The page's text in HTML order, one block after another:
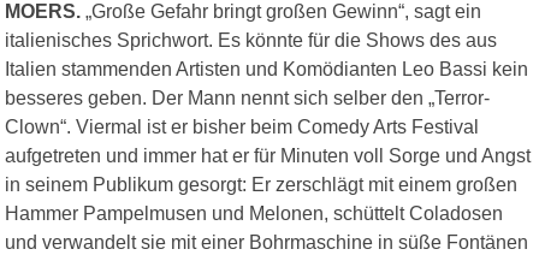
MOERS. „Große Gefahr bringt großen Gewinn“, sagt ein
italienisches Sprichwort. Es könnte für die Shows des aus
Italien stammenden Artisten und Komödianten Leo Bassi kein
besseres geben. Der Mann nennt sich selber den „Terror-
Clown“. Viermal ist er bisher beim Comedy Arts Festival
aufgetreten und immer hat er für Minuten voll Sorge und Angst
in seinem Publikum gesorgt: Er zerschlägt mit einem großen
Hammer Pampelmusen und Melonen, schüttelt Coladosen
und verwandelt sie mit einer Bohrmaschine in süße Fontänen